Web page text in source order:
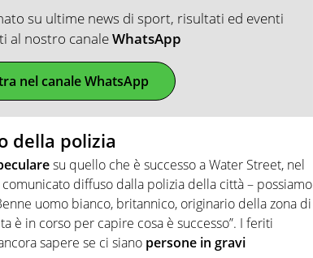
su ultime news di sport, risultati ed eventi
al nostro canaleWhatsApp
nel canale WhatsApp
della polizia
su quello che è successo a Water Street, nel
diffuso dalla polizia della città – possiamo
uomo bianco, britannico, originario della zona di
è in corso per capire cosa è successo”. I feriti
sapere se ci siano persone in gravi